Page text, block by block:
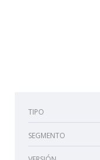
TIPO
SEGMENTO